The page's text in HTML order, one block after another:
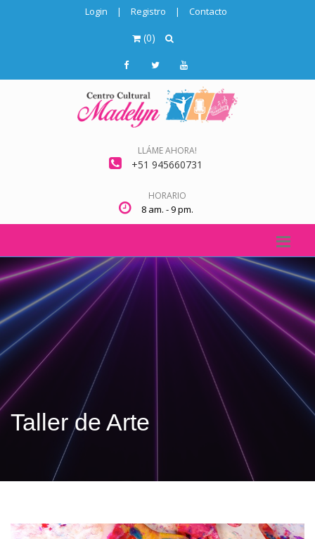
Login | Registro | Contacto
(0)
LLÁME AHORA!
+51 945660731
HORARIO
8 am. - 9 pm.
Taller de Arte